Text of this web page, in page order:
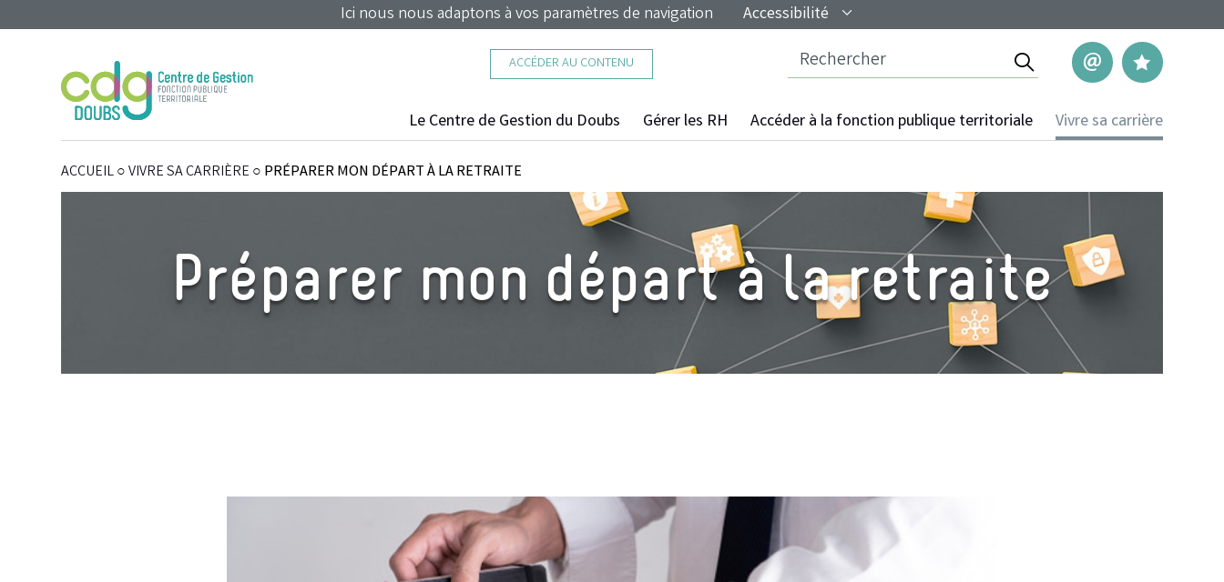
ACCÉDER AU CONTENU
Ici nous nous adaptons à vos paramètres de navigation Accessibilité
Rechercher
NousMes
Le Centre de Gestion du Doubs Gérer les RH Accéder à la fonction publique territoriale Vivre sa carrière
ACCUEIL○VIVRE SA CARRIÈRE ○ PRÉPARER MON DÉPART À LA RETRAITE
Préparer mon départ à la retraite